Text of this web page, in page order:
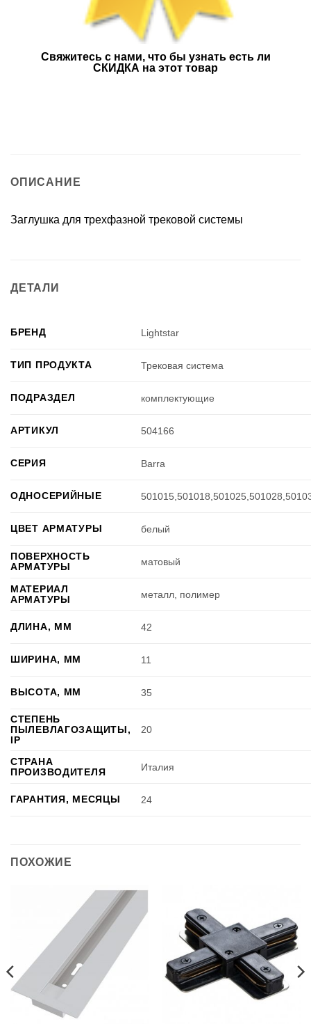
Свяжитесь с нами, что бы узнать есть ли
СКИДКА на этот товар
ОПИСАНИЕ
Заглушка для трехфазной трековой системы
ДЕТАЛИ
БРЕНД Lightstar
ТИП ПРОДУКТА Трековая система
ПОДРАЗДЕЛ комплектующие
АРТИКУЛ 504166
СЕРИЯ Barra
ОДНОСЕРИЙНЫЕ
ЦВЕТ АРМАТУРЫ белый
ПОВЕРХНОСТЬ
АРМАТУРЫ
матовый
МАТЕРИАЛ
АРМАТУРЫ
металл, полимер
ДЛИНА, ММ 42
ШИРИНА, ММ 11
ВЫСОТА, ММ 35
СТЕПЕНЬ
ПЫЛЕВЛАГОЗАЩИТЫ,
IP
20
СТРАНА
ПРОИЗВОДИТЕЛЯ
Италия
ГАРАНТИЯ, МЕСЯЦЫ 24
ПОХОЖИЕ